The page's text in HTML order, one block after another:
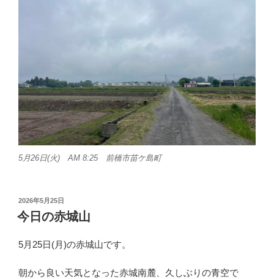
5月26日(火) AM 8:25 前橋市苗ケ島町
投
稿
日:
2026年5月25日
今日の赤城山
5月25日(月)の赤城山です。
朝から良い天気となった赤城南麓、久しぶりの青空で